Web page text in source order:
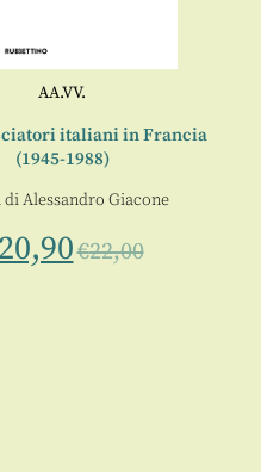
AA.VV.
italiani in Francia
(1945-1988)
diAlessandro Giacone
€22,00